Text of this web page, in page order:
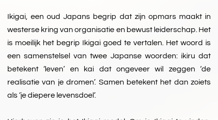
Ikigai, een oud Japans begrip dat zijn opmars maakt in
westerse kring van organisatie en bewust leiderschap. Het
is moeilijk het begrip Ikigai goed te vertalen. Het woord is
een samenstelsel van twee Japanse woorden: ikiru dat
betekent ‘leven’ en kai dat ongeveer wil zeggen ‘de
realisatie van je dromen’. Samen betekent het dan zoiets
als ‘je diepere levensdoel’.